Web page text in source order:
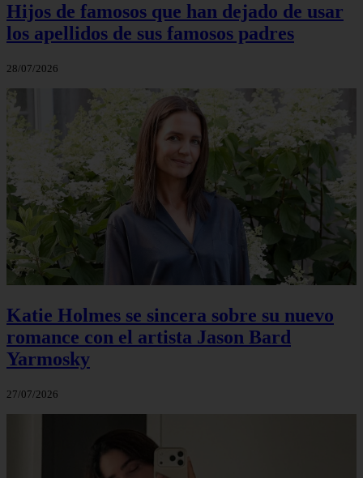
Hijos de famosos que han dejado de usar
los apellidos de sus famosos padres
28/07/2026
Katie Holmes se sincera sobre su nuevo
romance con el artista Jason Bard
Yarmosky
27/07/2026